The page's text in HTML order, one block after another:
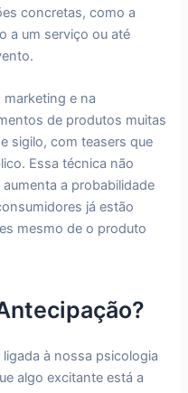
concretas, como a
a um serviço ou até
e na
de produtos muitas
sigilo, com teasers que
Essa técnica não
a probabilidade
já estão
mesmo de o produto
à nossa psicologia
algo excitante está a